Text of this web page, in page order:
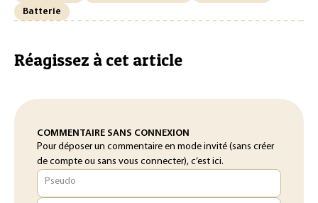
Batterie
Réagissez à cet article
COMMENTAIRE SANS CONNEXION
Pour déposer un commentaire en mode invité (sans créer
de compte ou sans vous connecter), c’est ici.
Pseudo